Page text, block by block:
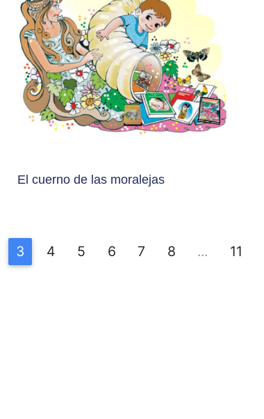
El cuerno de las moralejas
3 4 5 6 7 8 ... 11